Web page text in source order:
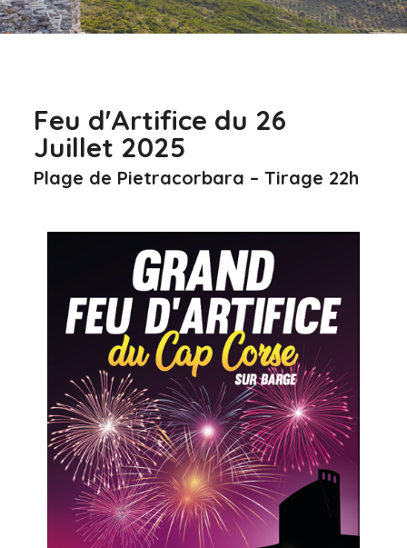
Feu d'Artifice du 26
Juillet 2025
Plage de Pietracorbara – Tirage 22h